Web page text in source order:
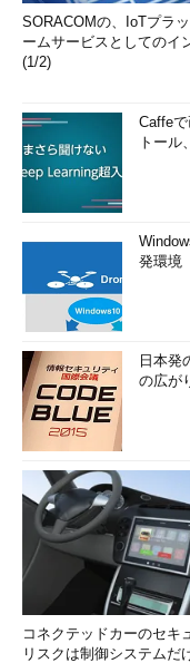
SORACOMの、IoTプラ
ームサービスとしてのイ
(1/2)
Caffe
トール
発環境
日本発
の広が
コネクテッドカーのセキ
リスクは制御システムだ